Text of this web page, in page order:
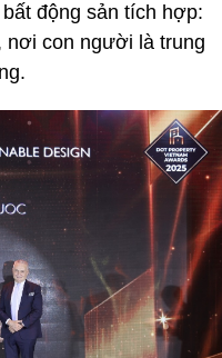
động sản tích hợp:
nơi con người là trung